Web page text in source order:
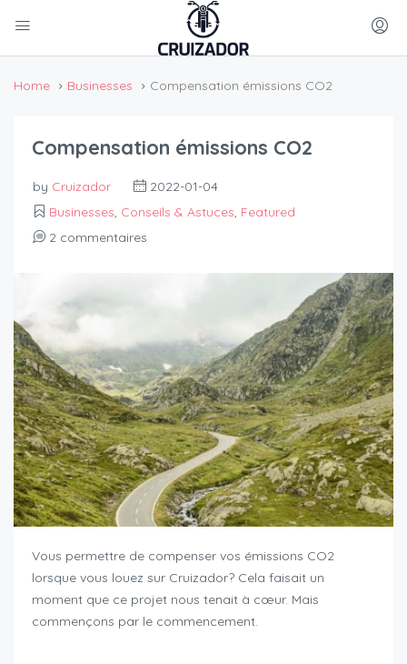
Home Businesses Compensation émissions CO2
Compensation émissions CO2
by Cruizador
2022-01-04
Businesses, Conseils & Astuces, Featured
2 commentaires
Vous permettre de compenser vos émissions CO2
lorsque vous louez sur Cruizador? Cela faisait un
moment que ce projet nous tenait à cœur. Mais
commençons par le commencement.